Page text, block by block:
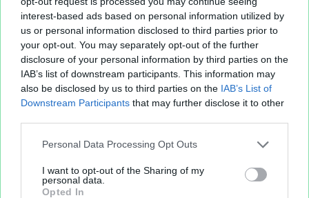
interest-based ads based on personal information utilized by
us or personal information disclosed to third parties prior to
your opt-out. You may separately opt-out of the further
disclosure of your personal information by third parties on the
IAB’s list of downstream participants. This information may
also be disclosed by us to third parties on the IAB’s List of
Downstream Participants that may further disclose it to other
Personal Data Processing Opt Outs
I want to opt-out of the Sharing of my
personal data.
Opted In